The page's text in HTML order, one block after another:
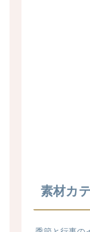
素材カ